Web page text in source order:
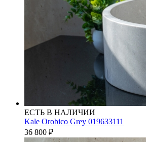
ЕСТЬ В НАЛИЧИИ
Kale Orobico Grey 019633111
36 800 ₽